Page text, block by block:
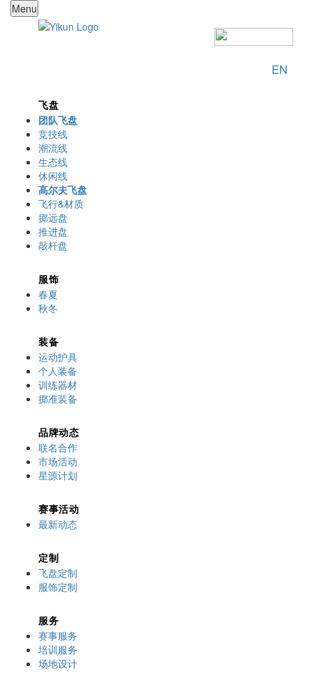
Menu
飞盘
团队飞盘
竞技线
潮流线
生态线
休闲线
高尔夫飞盘
飞行&材质
掷远盘
推进盘
敲杆盘
服饰
春夏
秋冬
装备
运动护具
个人装备
训练器材
掷准装备
品牌动态
联名合作
市场活动
星源计划
赛事活动
最新动态
定制
飞盘定制
服饰定制
服务
赛事服务
培训服务
场地设计
EN